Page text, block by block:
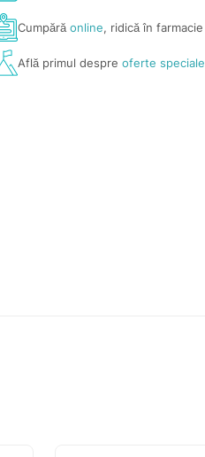
Cumpărăonline, ridică în farmacie
Află primul despreoferte speciale